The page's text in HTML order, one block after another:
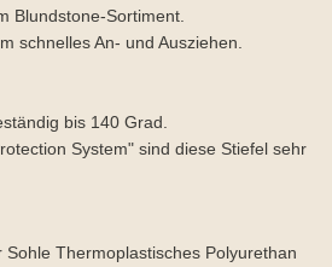
Blundstone-Sortiment.
schnelles An- und Ausziehen.
bis 140 Grad.
System" sind diese Stiefel sehr
Thermoplastisches Polyurethan